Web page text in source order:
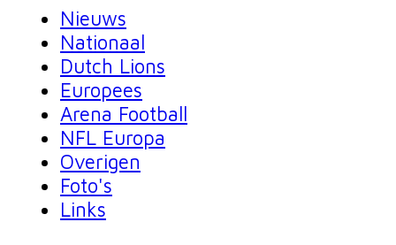
Nieuws
Nationaal
Dutch Lions
Europees
Arena Football
NFL Europa
Overigen
Foto's
Links